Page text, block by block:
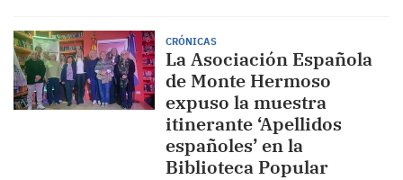
CRÓNICAS
La Asociación Española
de Monte Hermoso
expuso la muestra
itinerante ‘Apellidos
españoles’ en la
Biblioteca Popular